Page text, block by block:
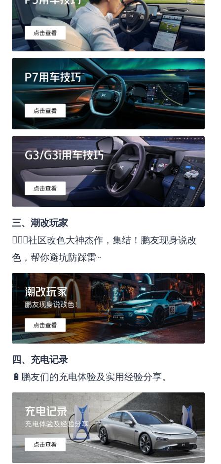
三、潮改玩家
🙋🏻‍♀️社区改色大神杰作，集结！鹏友现身说改
色，帮你避坑防踩雷~
四、充电记录
🔋鹏友们的充电体验及实用经验分享。